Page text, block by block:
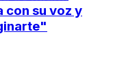
con su voz y